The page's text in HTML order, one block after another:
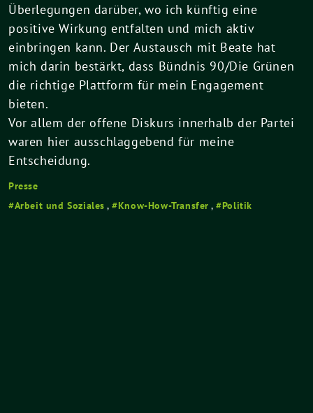
Überlegungen darüber, wo ich künftig eine
positive Wirkung entfalten und mich aktiv
einbringen kann. Der Austausch mit Beate hat
mich darin bestärkt, dass Bündnis 90/Die Grünen
die richtige Plattform für mein Engagement
bieten.
Vor allem der offene Diskurs innerhalb der Partei
waren hier ausschlaggebend für meine
Entscheidung.
Presse
Arbeit und Soziales , Know-How-Transfer , Politik